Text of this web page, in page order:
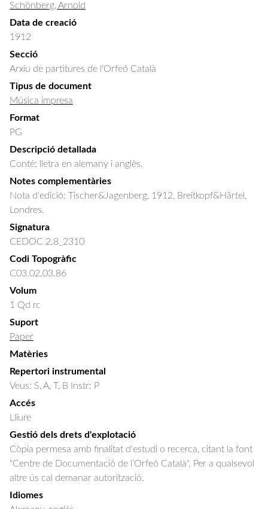
Schönberg, Arnold
Data de creació
1912
Secció
Arxiu de partitures de l'Orfeó Català
Tipus de document
Música impresa
Format
PG
Descripció detallada
Conté: lletra en alemany i anglès.
Notes complementàries
Nota d'edició: Tischer&Jagenberg, 1912, Breitkopf&Härtel,
Londres.
Signatura
CEDOC 2.8_2310
Codi Topogràfic
C03.02.03.86
Volum
1 Qd rc
Suport
Paper
Matèries
Repertori instrumental
Veus: S, A, T, B Instr: P
Accés
Lliure
Gestió dels drets d'explotació
Còpia permesa amb finalitat d'estudi o recerca, citant la font
"Centre de Documentació de l’Orfeó Català". Per a qualsevol
altre ús cal demanar autorització.
Idiomes